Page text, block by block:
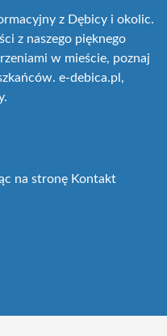
z Dębicy i okolic.
z naszego pięknego
w mieście, poznaj
e-debica.pl,
na stronę Kontakt